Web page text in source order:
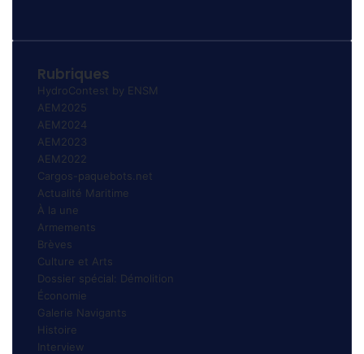
Rubriques
HydroContest by ENSM
AEM2025
AEM2024
AEM2023
AEM2022
Cargos-paquebots.net
Actualité Maritime
À la une
Armements
Brèves
Culture et Arts
Dossier spécial: Démolition
Économie
Galerie Navigants
Histoire
Interview